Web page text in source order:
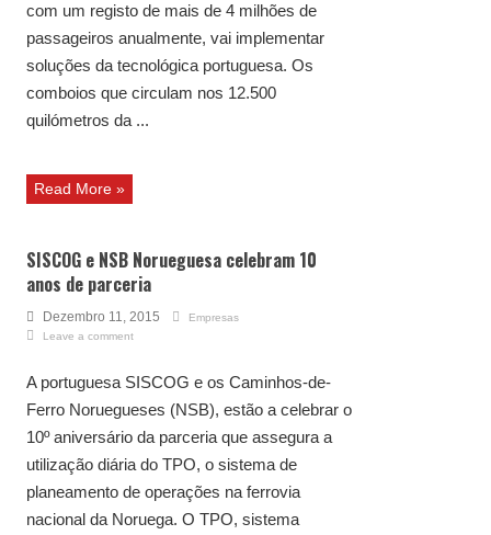
com um registo de mais de 4 milhões de
passageiros anualmente, vai implementar
soluções da tecnológica portuguesa. Os
comboios que circulam nos 12.500
quilómetros da ...
Read More »
SISCOG e NSB Norueguesa celebram 10
anos de parceria
Dezembro 11, 2015
Empresas
Leave a comment
A portuguesa SISCOG e os Caminhos-de-
Ferro Noruegueses (NSB), estão a celebrar o
10º aniversário da parceria que assegura a
utilização diária do TPO, o sistema de
planeamento de operações na ferrovia
nacional da Noruega. O TPO, sistema